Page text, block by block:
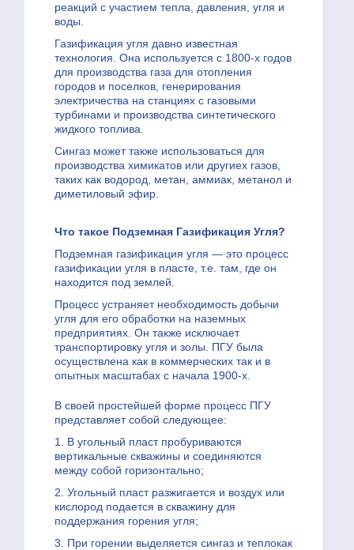
реакций с участием тепла, давления, угля и
воды.
Газификация угля давно известная
технология. Она используется с 1800-х годов
для производства газа для отопления
городов и поселков, генерирования
электричества на станциях с газовыми
турбинами и производства синтетического
жидкого топлива.
Сингаз может также использоваться для
производства химикатов или другиех газов,
таких как водород, метан, аммиак, метанол и
диметиловый эфир.
Что такое Подземная Газификация Угля?
Подземная газификация угля — это процесс
газификации угля в пласте, т.е. там, где он
находится под землей.
Процесс устраняет необходимость добычи
угля для его обработки на наземных
предприятиях. Он также исключает
транспортировку угля и золы. ПГУ была
осуществлена как в коммерческих так и в
опытных масштабах с начала 1900-х.
В своей простейшей форме процесс ПГУ
представляет собой следующее:
1. В угольный пласт пробуриваются
вертикальные скважины и соединяются
между собой горизонтально;
2. Угольный пласт разжигается и воздух или
кислород подается в скважину для
поддержания горения угля;
3. При горении выделяется сингаз и теплокак